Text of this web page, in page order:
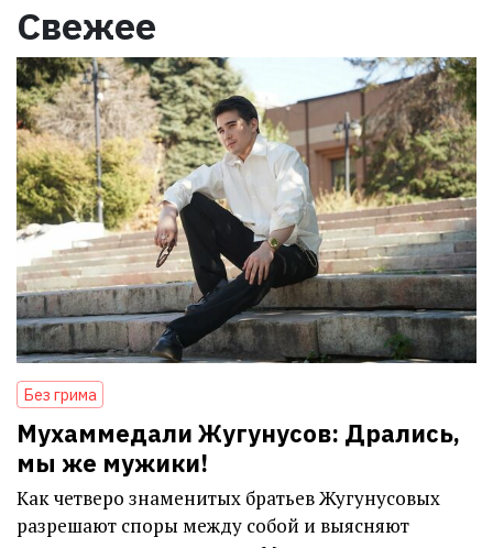
Свежее
Без грима
Мухаммедали Жугунусов: Дрались,
мы же мужики!
Как четверо знаменитых братьев Жугунусовых
разрешают споры между собой и выясняют